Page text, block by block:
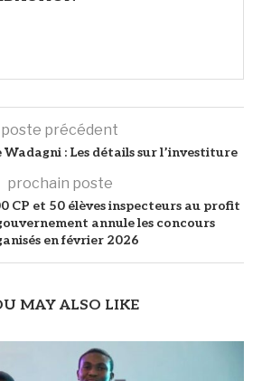
poste précédent
Wadagni : Les détails sur l’investiture
prochain poste
CP et 50 élèves inspecteurs au profit
annule les concours
en février 2026
MAY ALSO LIKE